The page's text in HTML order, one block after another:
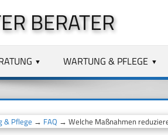
BERATER
WARTUNG & PFLEGE
& Pflege → FAQ → Welche Maßnahmen